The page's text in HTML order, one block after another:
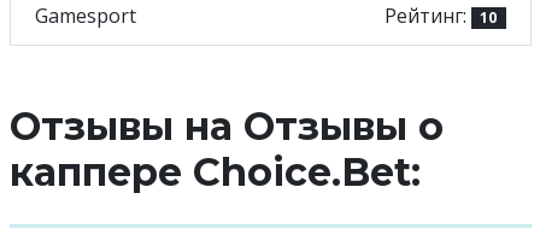
Gamesport Рейтинг: 10
Отзывы на Отзывы о
каппере Choice.Bet: